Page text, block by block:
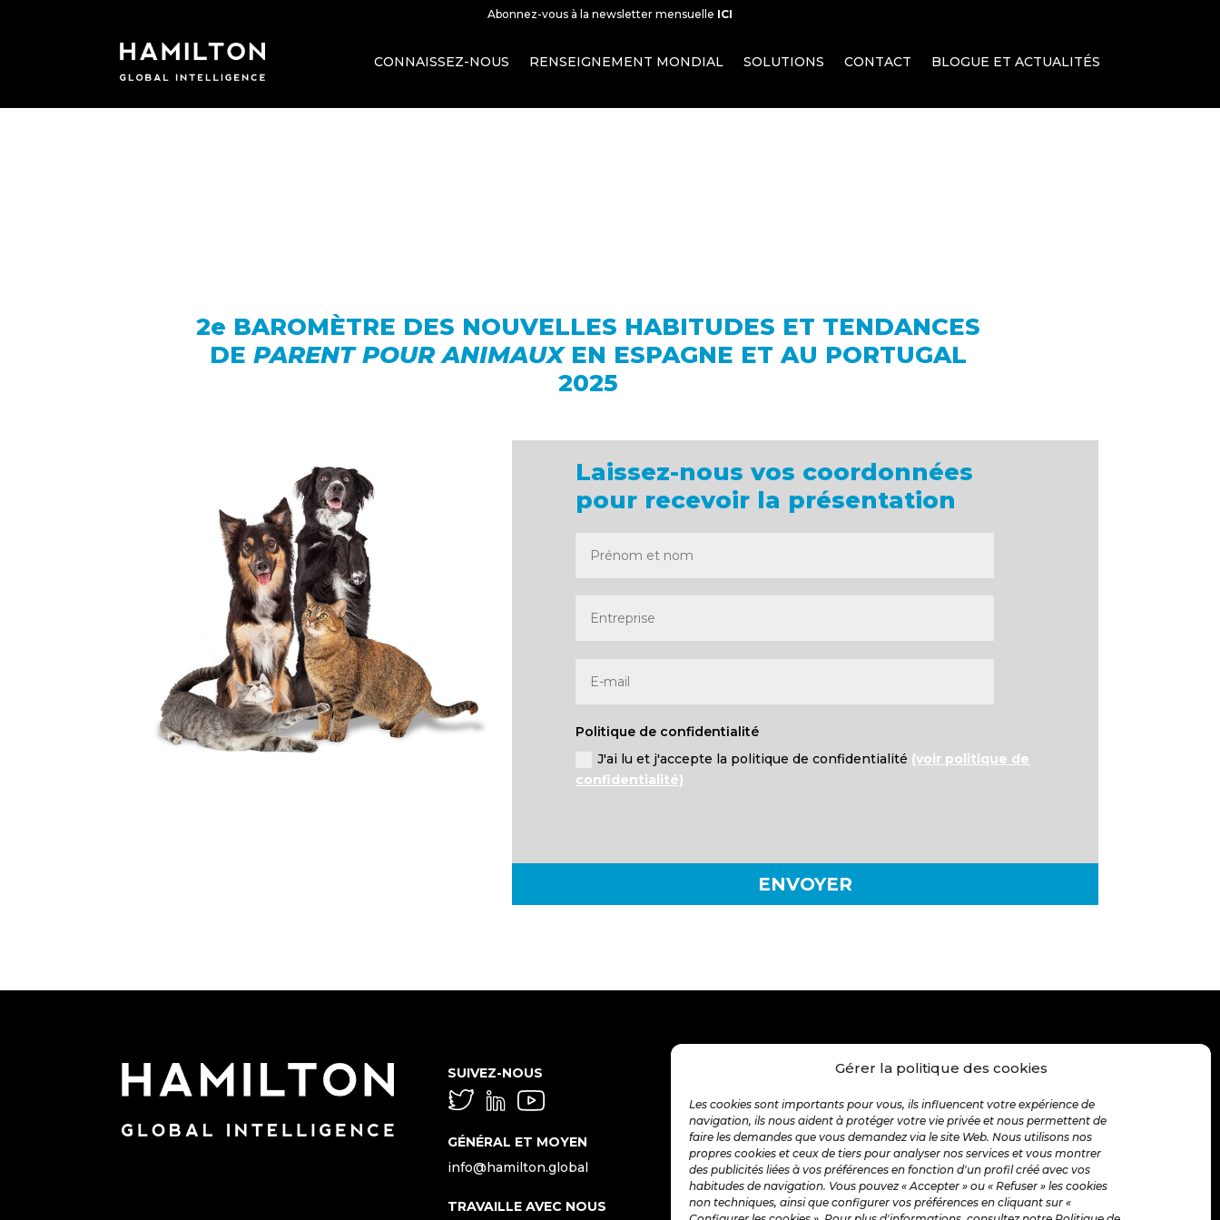
Gérer la politique des cookies
Les cookies sont importants pour vous, ils influencent votre expérience de
navigation, ils nous aident à protéger votre vie privée et nous permettent de
faire les demandes que vous demandez via le site Web. Nous utilisons nos
propres cookies et ceux de tiers pour analyser nos services et vous montrer
des publicités liées à vos préférences en fonction d'un profil créé avec vos
habitudes de navigation. Vous pouvez « Accepter » ou « Refuser » les cookies
non techniques, ainsi que configurer vos préférences en cliquant sur «
Abonnez-vous à la newsletter mensuelle ICI
CONNAISSEZ-NOUS RENSEIGNEMENT MONDIAL SOLUTIONS CONTACT BLOGUE ET ACTUALITÉS
2e BAROMÈTRE DES NOUVELLES HABITUDES ET TENDANCES
DE PARENT POUR ANIMAUXEN ESPAGNE ET AU PORTUGAL
2025
Laissez-nous vos coordonnées
pour recevoir la présentation
Politique de confidentialité
J'ai lu et j'accepte la politique de confidentialité (voir politique de
confidentialité)
ENVOYER
SUIVEZ-NOUS
GÉNÉRAL ET MOYEN
info@hamilton.global
TRAVAILLE AVEC NOUS
INSCRIVEZ-VOUS À LA NEWSLETTER
MENSUEL